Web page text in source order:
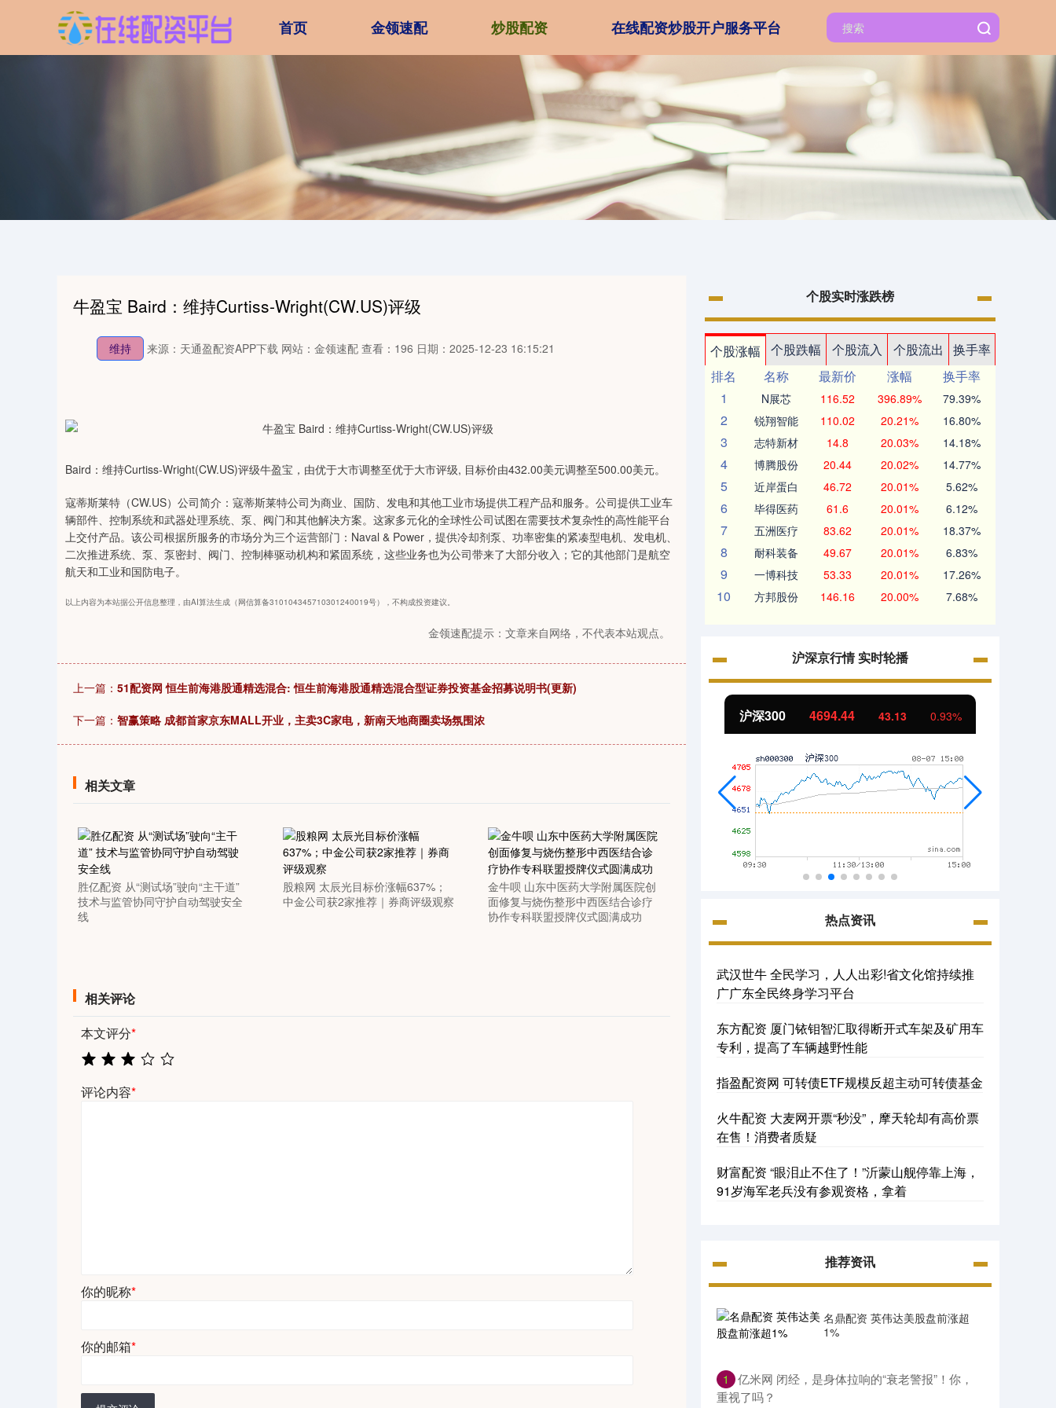
首页 金领速配 炒股配资 在线配资炒股开户服务平台
牛盈宝 Baird：维持Curtiss-Wright(CW.US)评级
维持 来源：天通盈配资APP下载 网站：金领速配 查看：196 日期：2025-12-23 16:15:21
Baird：维持Curtiss-Wright(CW.US)评级牛盈宝，由优于大市调整至优于大市评级, 目标价由432.00美元调整至500.00美元。
寇蒂斯莱特（CW.US）公司简介：寇蒂斯莱特公司为商业、国防、发电和其他工业市场提供工程产品和服务。公司提供工业车
辆部件、控制系统和武器处理系统、泵、阀门和其他解决方案。这家多元化的全球性公司试图在需要技术复杂性的高性能平台
上交付产品。该公司根据所服务的市场分为三个运营部门：Naval & Power，提供冷却剂泵、功率密集的紧凑型电机、发电机、
二次推进系统、泵、泵密封、阀门、控制棒驱动机构和紧固系统，这些业务也为公司带来了大部分收入；它的其他部门是航空
航天和工业和国防电子。
以上内容为本站据公开信息整理，由AI算法生成（网信算备310104345710301240019号），不构成投资建议。
金领速配提示：文章来自网络，不代表本站观点。
上一篇： 51配资网 恒生前海港股通精选混合: 恒生前海港股通精选混合型证券投资基金招募说明书(更新)
下一篇： 智赢策略 成都首家京东MALL开业，主卖3C家电，新南天地商圈卖场氛围浓
相关文章
胜亿配资 从“测试场”驶向“主干道”
技术与监管协同守护自动驾驶安全
线
股粮网 太辰光目标价涨幅637%；
中金公司获2家推荐｜券商评级观察
金牛呗 山东中医药大学附属医院创
面修复与烧伤整形中西医结合诊疗
协作专科联盟授牌仪式圆满成功
相关评论
本文评分*
评论内容*
你的昵称*
你的邮箱*
个股实时涨跌榜
个股涨幅 个股跌幅 个股流入 个股流出
换手率
排名
名称 最新价 涨幅
换手率
1
N展芯 116.52 396.89% 79.39%
2 锐翔智能 110.02 20.21% 16.80%
3 志特新材 14.8 20.03% 14.18%
4 博腾股份 20.44 20.02% 14.77%
5 近岸蛋白 46.72 20.01% 5.62%
6 毕得医药 61.6 20.01% 6.12%
7 五洲医疗 83.62 20.01% 18.37%
8 耐科装备 49.67 20.01% 6.83%
9 一博科技 53.33 20.01% 17.26%
10 方邦股份 146.16 20.00% 7.68%
沪深京行情 实时轮播
2.13% 上证指数 3940.04 39.68 1.02% 深证成指 沪深300 4694.44 43.13 0.93%
热点资讯
武汉世牛 全民学习，人人出彩!省文化馆持续推
广广东全民终身学习平台
东方配资 厦门铱钼智汇取得断开式车架及矿用车
专利，提高了车辆越野性能
指盈配资网 可转债ETF规模反超主动可转债基金
火牛配资 大麦网开票“秒没”，摩天轮却有高价票
在售！消费者质疑
财富配资 “眼泪止不住了！”沂蒙山舰停靠上海，
91岁海军老兵没有参观资格，拿着
推荐资讯
名鼎配资 英伟达美股盘前涨超
1%
1
​亿米网 闭经，是身体拉响的“衰老警报”！你，
重视了吗？